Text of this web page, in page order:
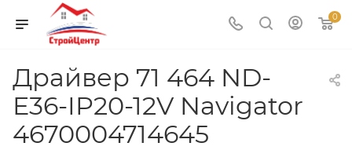
0
Драйвер 71 464 ND-
E36-IP20-12V Navigator
4670004714645